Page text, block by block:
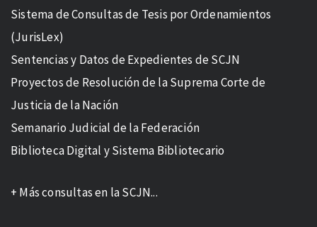
Sistema de Consultas de Tesis por Ordenamientos
(JurisLex)
Sentencias y Datos de Expedientes de SCJN
Proyectos de Resolución de la Suprema Corte de
Justicia de la Nación
Semanario Judicial de la Federación
Biblioteca Digital y Sistema Bibliotecario
+ Más consultas en la SCJN...